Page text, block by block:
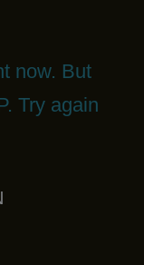
now. But
Try again